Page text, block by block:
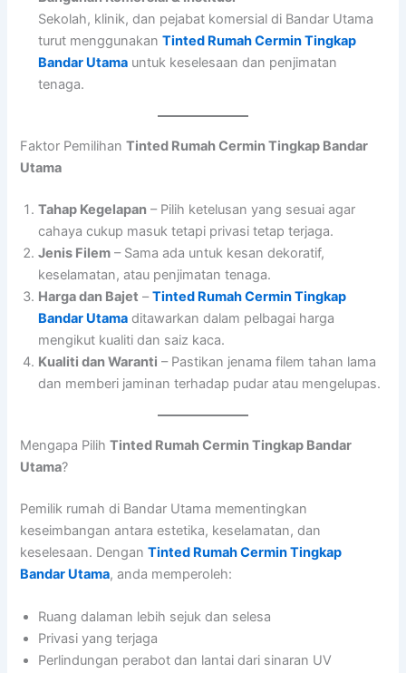
Sekolah, klinik, dan pejabat komersial di Bandar Utama
turut menggunakanTinted Rumah Cermin Tingkap
Bandar Utama untuk keselesaan dan penjimatan
tenaga.
Faktor PemilihanTinted Rumah Cermin Tingkap Bandar
Utama
Tahap Kegelapan – Pilih ketelusan yang sesuai agar
cahaya cukup masuk tetapi privasi tetap terjaga.
Jenis Filem – Sama ada untuk kesan dekoratif,
keselamatan, atau penjimatan tenaga.
Harga dan Bajet –Tinted Rumah Cermin Tingkap
Bandar Utama ditawarkan dalam pelbagai harga
mengikut kualiti dan saiz kaca.
Kualiti dan Waranti – Pastikan jenama filem tahan lama
dan memberi jaminan terhadap pudar atau mengelupas.
Mengapa PilihTinted Rumah Cermin Tingkap Bandar
Utama?
Pemilik rumah di Bandar Utama mementingkan
keseimbangan antara estetika, keselamatan, dan
keselesaan. DenganTinted Rumah Cermin Tingkap
Bandar Utama, anda memperoleh:
Ruang dalaman lebih sejuk dan selesa
Privasi yang terjaga
Perlindungan perabot dan lantai dari sinaran UV